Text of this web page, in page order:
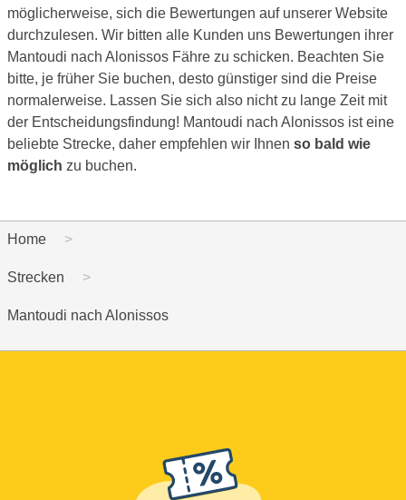
möglicherweise, sich die Bewertungen auf unserer Website
durchzulesen. Wir bitten alle Kunden uns Bewertungen ihrer
Mantoudi nach Alonissos Fähre zu schicken. Beachten Sie
bitte, je früher Sie buchen, desto günstiger sind die Preise
normalerweise. Lassen Sie sich also nicht zu lange Zeit mit
der Entscheidungsfindung! Mantoudi nach Alonissos ist eine
beliebte Strecke, daher empfehlen wir Ihnen so bald wie
möglich zu buchen.
Home
Strecken
Mantoudi nach Alonissos